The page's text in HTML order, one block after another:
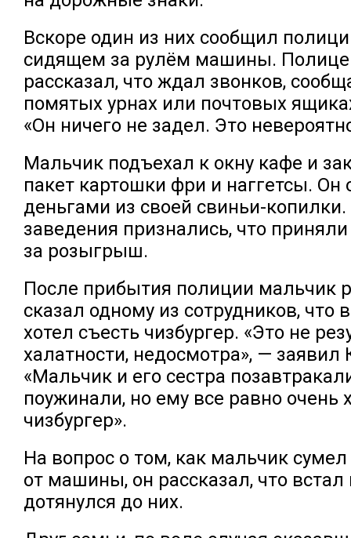
Вскоре один из них сообщил
сидящем за рулём машины.
рассказал, что ждал звонков,
помятых урнах или почтовых
«Он ничего не задел. Это
Мальчик подъехал к окну кафе и
пакет картошки фри и наггетсы. Он
деньгами из своей свиньи-
заведения признались, что
за розыгрыш.
После прибытия полиции мальчик
сказал одному из сотрудников, что
хотел съесть чизбургер. «Это не
халатности, недосмотра», — заявил
«Мальчик и его сестра
поужинали, но ему все равно очень
чизбургер».
На вопрос о том, как мальчик
от машины, он рассказал, что
дотянулся до них.